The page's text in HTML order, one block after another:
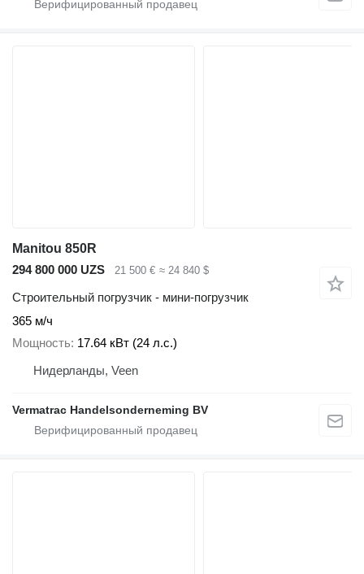
Manitou 850R
294 800 000 UZS
21 500 € ≈ 24 840 $
Строительный погрузчик - мини-погрузчик
365 м/ч
Мощность 17.64 кВт (24 л.с.)
Нидерланды, Veen
Vermatrac Handelsonderneming BV